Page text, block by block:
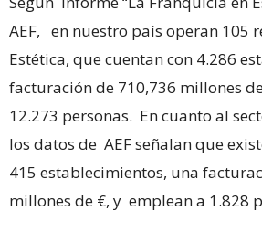
AEF, en nuestro país operan 105
Estética, que cuentan con 4.286
facturación de 710,736 millones
12.273 personas. En cuanto al
los datos de AEF señalan que
415 establecimientos, una
millones de €, y emplean a 1.828